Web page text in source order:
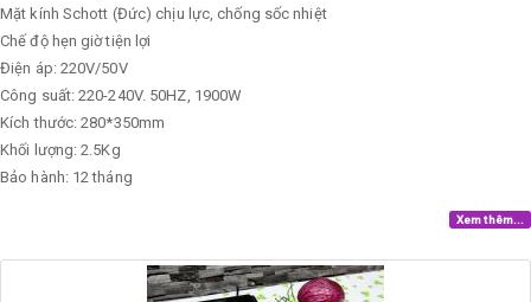
Mặt kính Schott (Đức) chịu lực, chống sốc nhiệt
Chế độ hẹn giờ tiện lợi
Điện áp: 220V/50V
Công suất: 220-240V. 50HZ, 1900W
Kích thước: 280*350mm
Khối lượng: 2.5Kg
Bảo hành: 12 tháng
Xem thêm...